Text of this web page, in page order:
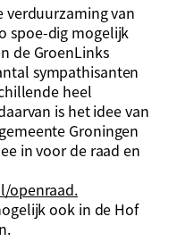
verduurzaming van
spoe-dig mogelijk
de GroenLinks
sympathisanten
heel
is het idee van
Groningen
in voor de raad en
openraad.
ook in de Hof